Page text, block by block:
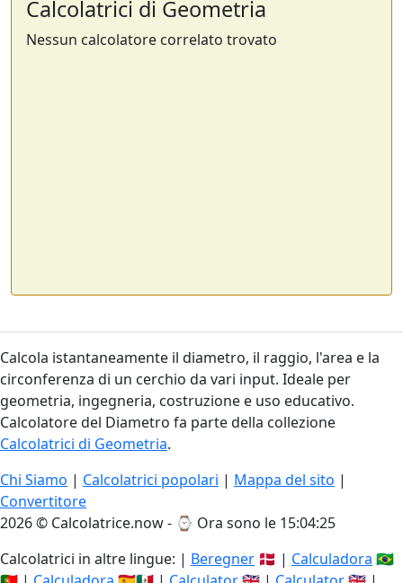
Calcolatrici di Geometria
Nessun calcolatore correlato trovato
Calcola istantaneamente il diametro, il raggio, l'area e la
circonferenza di un cerchio da vari input. Ideale per
geometria, ingegneria, costruzione e uso educativo.
Calcolatore del Diametro fa parte della collezione
Calcolatrici di Geometria.
Chi Siamo | Calcolatrici popolari | Mappa del sito |
Convertitore
2026 © Calcolatrice.now - ⌚ Ora sono le 15:04:25
Calcolatrici in altre lingue: | Beregner 🇩🇰 | Calculadora 🇧🇷